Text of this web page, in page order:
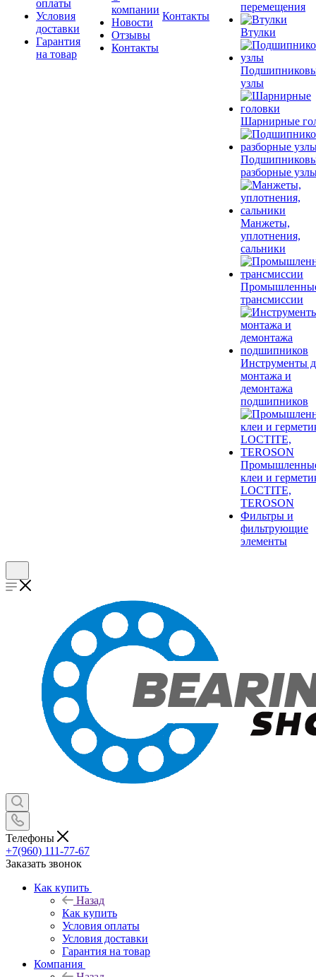
оплаты
Условия
доставки
Гарантия
на товар
компании
Новости
Отзывы
Контакты
Контакты
перемещения
Втулки
узлы
Шарнирные
разборные
Манжеты,
уплотнения,
сальники
трансмиссии
Инструменты
монтажа и
демонтажа
подшипников
клеи и
LOCTITE,
TEROSON
Фильтры и
фильтрующие
элементы
Телефоны
+7(960) 111-77-67
Заказать звонок
Как купить
Назад
Как купить
Условия оплаты
Условия доставки
Гарантия на товар
Компания